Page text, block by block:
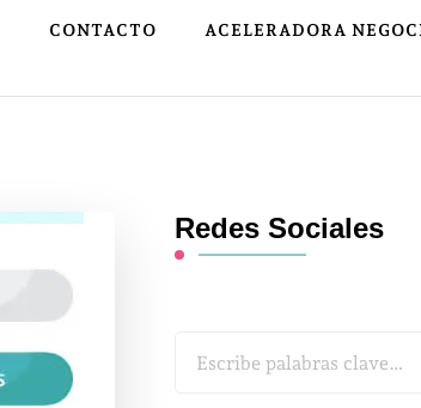
CONTACTO ACELERADORA
Redes Sociales
¿Buscas